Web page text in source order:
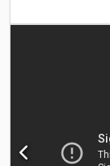
Allgemeine
Bauwesen
Raupe Gewichte